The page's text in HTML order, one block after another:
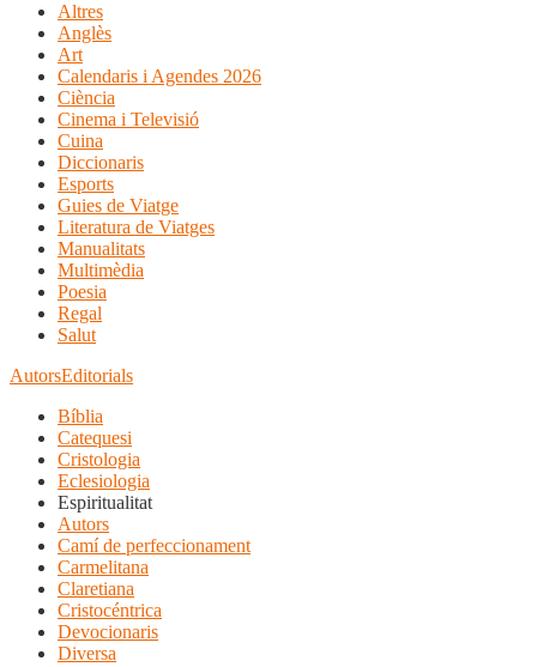
Altres
Anglès
Art
Calendaris i Agendes 2026
Ciència
Cinema i Televisió
Cuina
Diccionaris
Esports
Guies de Viatge
Literatura de Viatges
Manualitats
Multimèdia
Poesia
Regal
Salut
AutorsEditorials
Bíblia
Catequesi
Cristologia
Eclesiologia
Espiritualitat
Autors
Camí de perfeccionament
Carmelitana
Claretiana
Cristocéntrica
Devocionaris
Diversa